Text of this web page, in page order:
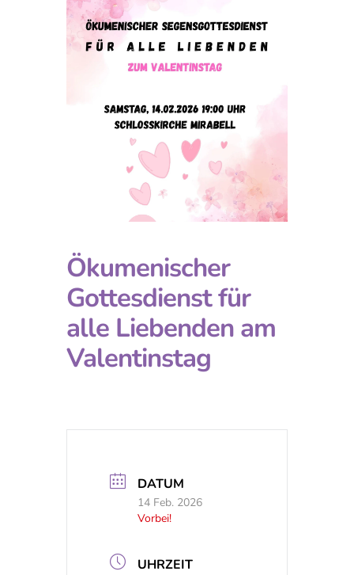
Ökumenischer
Gottesdienst für
alle Liebenden am
Valentinstag
DATUM
14 Feb. 2026
Vorbei!
UHRZEIT